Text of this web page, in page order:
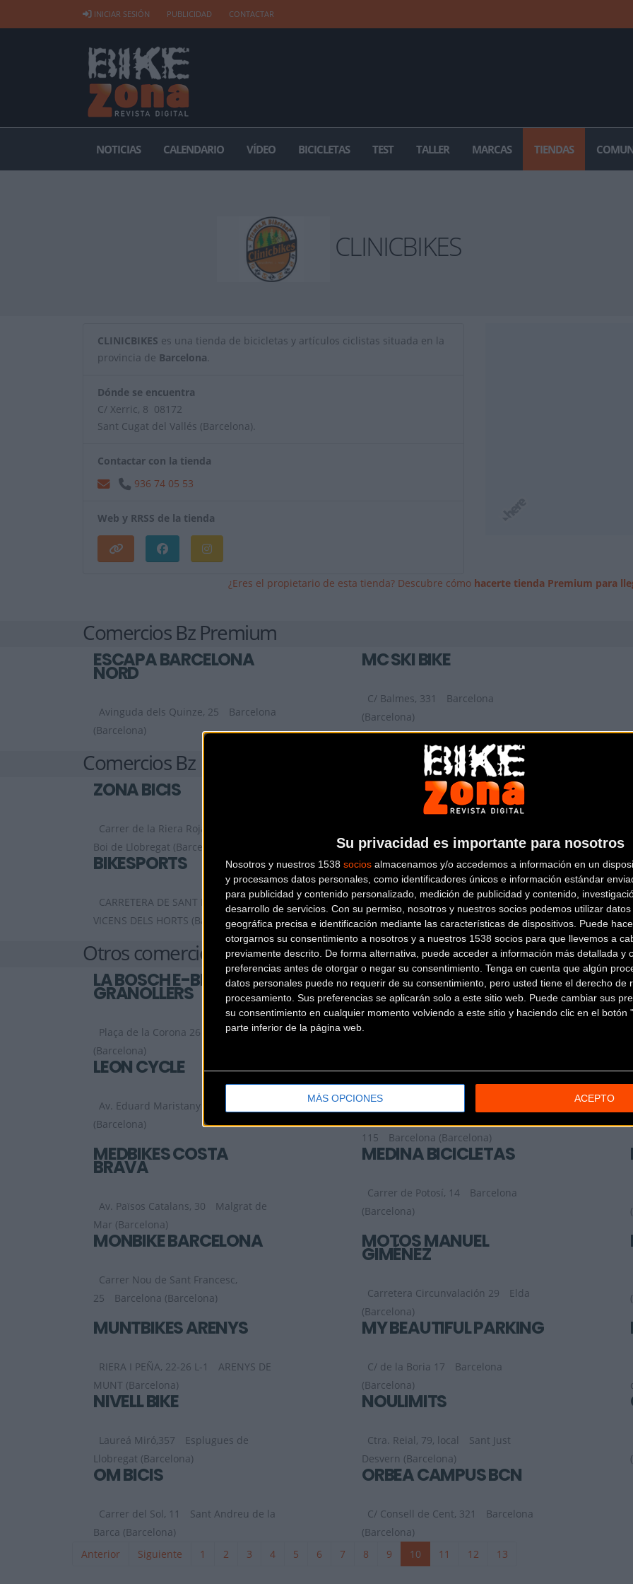
Su privacidad es importante para nosotros
Nosotros y nuestros 1538 socios almacenamos y/o accedemos a información en un
y procesamos datos personales, como identificadores únicos e información estándar
para publicidad y contenido personalizado, medición de publicidad y contenido,
desarrollo de servicios. Con su permiso, nosotros y nuestros socios podemos utilizar
geográfica precisa e identificación mediante las características de dispositivos. Puede
otorgarnos su consentimiento a nosotros y a nuestros 1538 socios para que llevemos a
previamente descrito. De forma alternativa, puede acceder a información más detallada y
preferencias antes de otorgar o negar su consentimiento. Tenga en cuenta que algún
datos personales puede no requerir de su consentimiento, pero usted tiene el derecho de
procesamiento. Sus preferencias se aplicarán solo a este sitio web. Puede cambiar sus
su consentimiento en cualquier momento volviendo a este sitio y haciendo clic en el botón
parte inferior de la página web.
MÁS OPCIONES ACEPTO
INICIAR SESIÓN PUBLICIDAD CONTACTAR
NOTICIAS CALENDARIO VÍDEO BICICLETAS TEST TALLER MARCAS TIENDAS
CLINICBIKES
CLINICBIKES es una tienda de bicicletas y artículos ciclistas situada en la
provincia de Barcelona.
Dónde se encuentra
C/ Xerric, 8 08172
Sant Cugat del Vallés (Barcelona).
Contactar con la tienda
936 74 05 53
Web y RRSS de la tienda
¿Eres el propietario de esta tienda? Descubre cómo hacerte tienda Premium para
Comercios Bz Premium
ESCAPA BARCELONA
NORD
Avinguda dels Quinze, 25
Barcelona
(Barcelona)
MC SKI BIKE
C/ Balmes, 331
Barcelona
(Barcelona)
Comercios Bz
ZONA BICIS
Carrer de la Riera Roja, 29 C
Boi de Llobregat (Barcelona)
KIDS ON WHEELS
18
Barcelona (Barcelona)
BIKESPORTS
CARRETERA DE SANT BOI 90
SANT
VICENS DELS HORTS (Barcelona)
Otros comercios
LA BOSCH E-BIKES
GRANOLLERS
Plaça de la Corona 26
Granollers
(Barcelona)
LA BOSCH E-BIKES
SANT ANDREU DE
LLAVANERES
Passeig Jaume Brutau, 24-32, local
6
LEON CYCLE
Av. Eduard Maristany 341
(Barcelona)
MAMMOTH
BARCELONA
115
Barcelona (Barcelona)
MEDBIKES COSTA
BRAVA
Av. Països Catalans, 30
Malgrat de
Mar (Barcelona)
MEDINA BICICLETAS
Carrer de Potosí, 14
Barcelona
(Barcelona)
MONBIKE BARCELONA
Carrer Nou de Sant Francesc,
25
Barcelona (Barcelona)
MOTOS MANUEL
GIMÉNEZ
Carretera Circunvalación 29
Elda
(Barcelona)
MUNTBIKES ARENYS
RIERA I PEÑA, 22-26 L-1
ARENYS DE
MUNT (Barcelona)
MY BEAUTIFUL PARKING
C/ de la Boria 17
Barcelona
(Barcelona)
NIVELL BIKE
Laureá Miró,357
Esplugues de
Llobregat (Barcelona)
NOULIMITS
Ctra. Reial, 79, local
Sant Just
Desvern (Barcelona)
OM BICIS
Carrer del Sol, 11
Sant Andreu de la
Barca (Barcelona)
ORBEA CAMPUS BCN
C/ Consell de Cent, 321
Barcelona
(Barcelona)
Anterior
Siguiente 1 2 3 4 5 6 7 8 9 10 11 12 13